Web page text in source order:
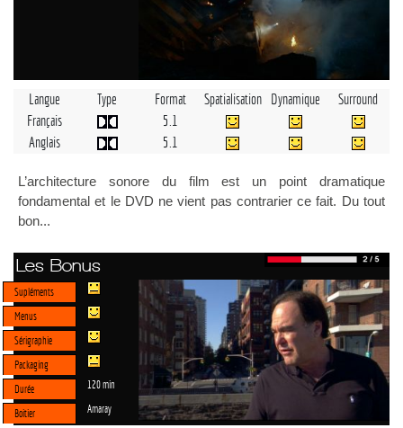
Langue Type Format Spatialisation Dynamique
Surround
Français
5.1
Anglais
5.1
L’architecture sonore du film est un point dramatique
fondamental et le DVD ne vient pas contrarier ce fait. Du tout
bon...
Les Bonus
Supléments
Menus
Sérigraphie
Packaging
Durée
120 min
Boitier Amaray